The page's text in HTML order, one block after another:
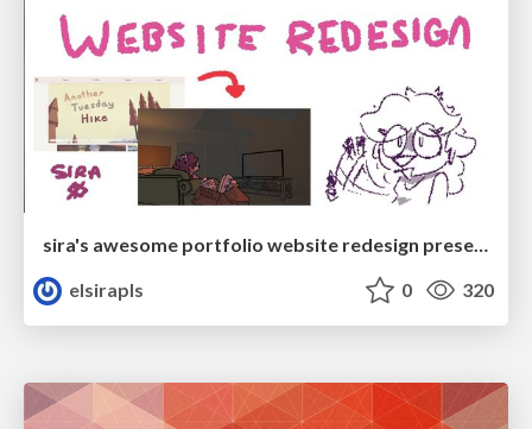
sira's awesome portfolio website redesign presentation
elsirapls
0 320